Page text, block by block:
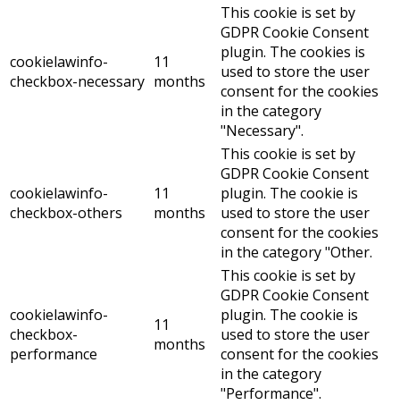
cookielawinfo-
checkbox-necessary
11
months
This cookie is set by
GDPR Cookie Consent
plugin. The cookies is
used to store the user
consent for the cookies
in the category
"Necessary".
cookielawinfo-
checkbox-others
11
months
This cookie is set by
GDPR Cookie Consent
plugin. The cookie is
used to store the user
consent for the cookies
in the category "Other.
cookielawinfo-
checkbox-
performance
11
months
This cookie is set by
GDPR Cookie Consent
plugin. The cookie is
used to store the user
consent for the cookies
in the category
"Performance".